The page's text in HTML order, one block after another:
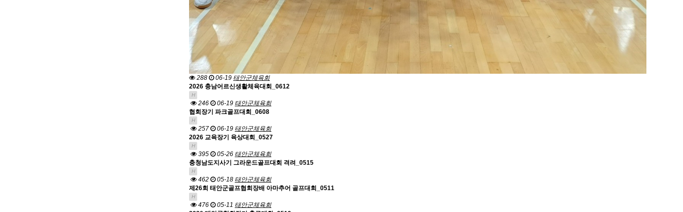
288 06-19 태안군체육회
2026 충남어르신생활체육대회_0612
H
246 06-19 태안군체육회
협회장기 파크골프대회_0608
H
257 06-19 태안군체육회
2026 교육장기 육상대회_0527
H
395 05-26 태안군체육회
충청남도지사기 그라운드골프대회 격려_0515
H
462 05-18 태안군체육회
제26회 태안군골프협회장배 아마추어 골프대회_0511
H
476 05-11 태안군체육회